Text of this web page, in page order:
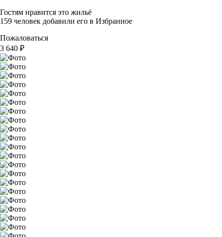
Гостям нравится это жильё
159 человек добавили его в Избранное
Пожаловаться
3 640 ₽